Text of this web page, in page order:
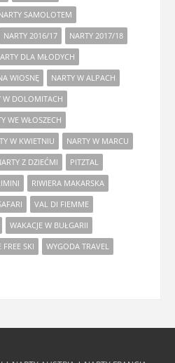
SAMOLOTEM
NARTY 2016/17
NARTY 2017/18
DLA MŁODYCH
WIOSNĘ
NARTY W ALPACH
W DOLOMITACH
WE WŁOSZECH
W KWIETNIU
NARTY W MARCU
Z DZIEĆMI
PITZTAL
RIWIERA MAKARSKA
VAL DI FIEMME
WAKACJE W BUŁGARII
SKI
WYGODA TRAVEL